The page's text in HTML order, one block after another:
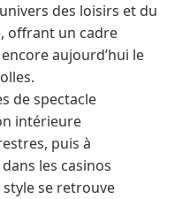
des loisirs et du
offrant un cadre
aujourd’hui le
de spectacle
intérieure
puis à
les casinos
style se retrouve